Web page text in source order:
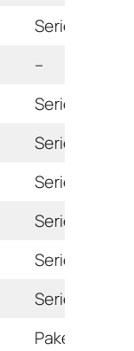
Serie
–
Serie
Serie
Serie
Serie
Serie
Serie
Paket